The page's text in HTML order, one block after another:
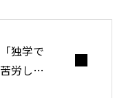
「独学で
苦労して